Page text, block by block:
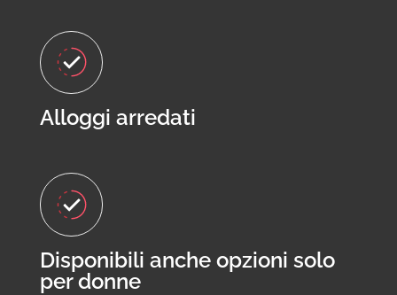
Alloggi arredati
Disponibili anche opzioni solo
per donne